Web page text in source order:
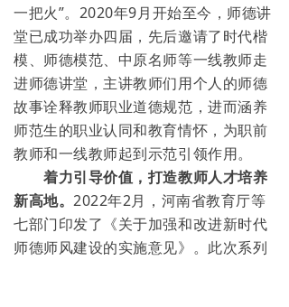
一把火”。2020年9月开始至今，师德讲
堂已成功举办四届，先后邀请了时代楷
模、师德模范、中原名师等一线教师走
进师德讲堂，主讲教师们用个人的师德
故事诠释教师职业道德规范，进而涵养
师范生的职业认同和教育情怀，为职前
教师和一线教师起到示范引领作用。
着力引导价值，打造教师人才培养
新高地。2022年2月，河南省教育厅等
七部门印发了《关于加强和改进新时代
师德师风建设的实施意见》。此次系列